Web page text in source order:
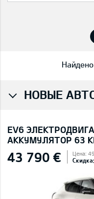
Найдено
НОВЫЕ
EV6
AККУМУЛЯТОР 63
43 790 € Цена: